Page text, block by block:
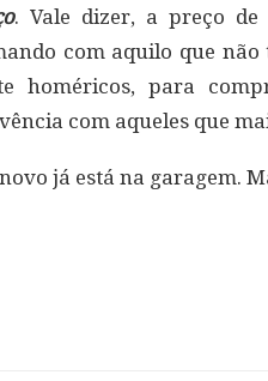
. Vale dizer, a preço de
com aquilo que não
homéricos, para
com aqueles que
já está na garagem.